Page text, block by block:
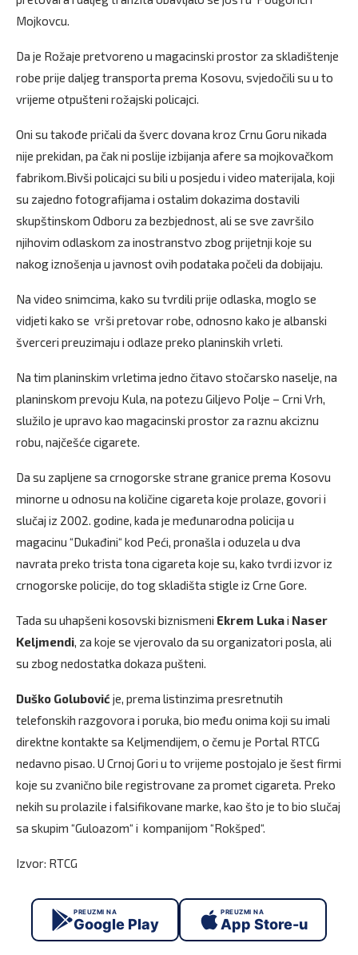
Mojkovcu.
Da je Rožaje pretvoreno u magacinski prostor za skladištenje
robe prije daljeg transporta prema Kosovu, svjedočili su u to
vrijeme otpušteni rožajski policajci.
Oni su takođe pričali da šverc dovana kroz Crnu Goru nikada
nije prekidan, pa čak ni poslije izbijanja afere sa mojkovačkom
fabrikom.Bivši policajci su bili u posjedu i video materijala, koji
su zajedno fotografijama i ostalim dokazima dostavili
skupštinskom Odboru za bezbjednost, ali se sve završilo
njihovim odlaskom za inostranstvo zbog prijetnji koje su
nakog iznošenja u javnost ovih podataka počeli da dobijaju.
Na video snimcima, kako su tvrdili prije odlaska, moglo se
vidjeti kako se vrši pretovar robe, odnosno kako je albanski
šverceri preuzimaju i odlaze preko planinskih vrleti.
Na tim planinskim vrletima jedno čitavo stočarsko naselje, na
planinskom prevoju Kula, na potezu Giljevo Polje – Crni Vrh,
služilo je upravo kao magacinski prostor za raznu akciznu
robu, najčešće cigarete.
Da su zapljene sa crnogorske strane granice prema Kosovu
minorne u odnosu na količine cigareta koje prolaze, govori i
slučaj iz 2002. godine, kada je međunarodna policija u
magacinu “Dukađini“ kod Peći, pronašla i oduzela u dva
navrata preko trista tona cigareta koje su, kako tvrdi izvor iz
crnogorske policije, do tog skladišta stigle iz Crne Gore.
Tada su uhapšeni kosovski biznismeni Ekrem Lukai Naser
Keljmendi, za koje se vjerovalo da su organizatori posla, ali
su zbog nedostatka dokaza pušteni.
Duško Golubović je, prema listinzima presretnutih
telefonskih razgovora i poruka, bio među onima koji su imali
direktne kontakte sa Keljmendijem, o čemu je Portal RTCG
nedavno pisao. U Crnoj Gori u to vrijeme postojalo je šest firmi
koje su zvanično bile registrovane za promet cigareta. Preko
nekih su prolazile i falsifikovane marke, kao što je to bio slučaj
sa skupim “Guloazom“ i kompanijom “Rokšped“.
Izvor: RTCG
PREUZMI NA
Google Play
PREUZMI NA
App Store-u